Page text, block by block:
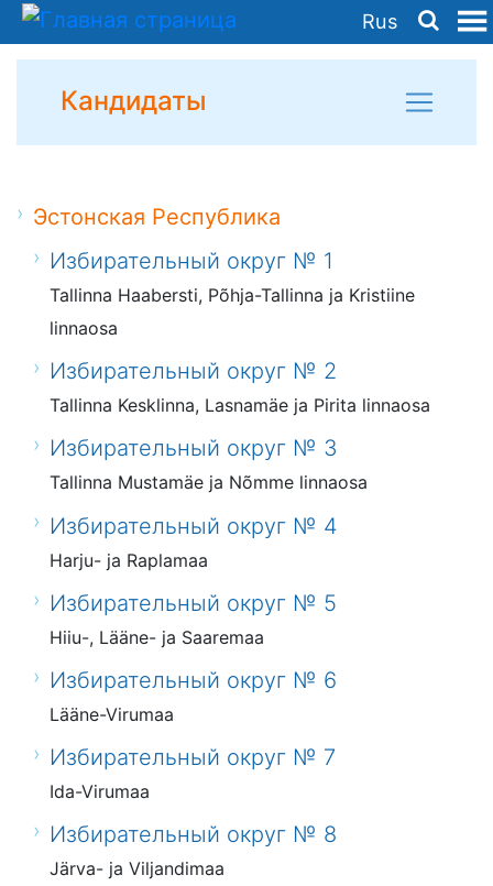
Rus
Кандидаты
Эстонская Республика
Избирательный округ № 1
Tallinna Haabersti, Põhja-Tallinna ja Kristiine
linnaosa
Избирательный округ № 2
Tallinna Kesklinna, Lasnamäe ja Pirita linnaosa
Избирательный округ № 3
Tallinna Mustamäe ja Nõmme linnaosa
Избирательный округ № 4
Harju- ja Raplamaa
Избирательный округ № 5
Hiiu-, Lääne- ja Saaremaa
Избирательный округ № 6
Lääne-Virumaa
Избирательный округ № 7
Ida-Virumaa
Избирательный округ № 8
Järva- ja Viljandimaa